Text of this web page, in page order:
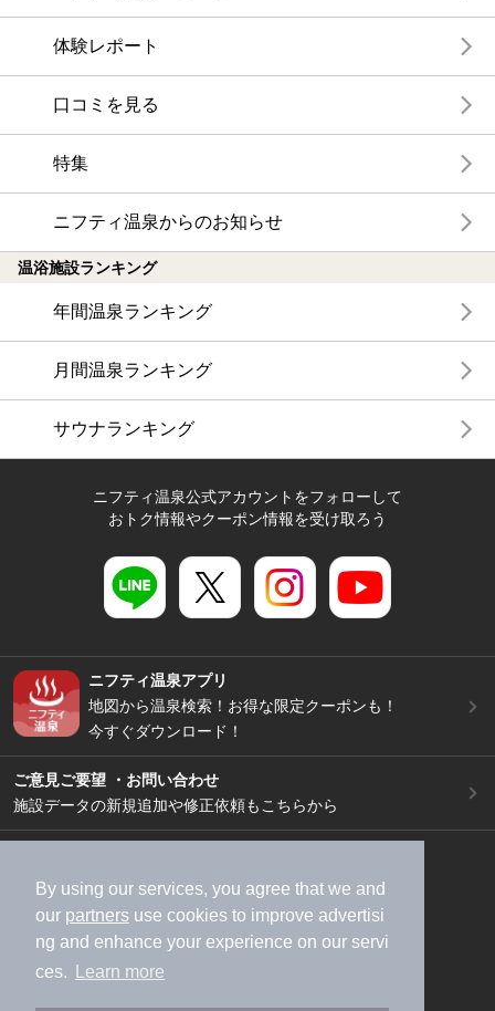
By using our services, you agree that we and
our partners use cookies to improve advertisi
ng and enhance your experience on our servi
ces.
Learn more
体験レポート
口コミを見る
特集
ニフティ温泉からのお知らせ
温浴施設ランキング
年間温泉ランキング
月間温泉ランキング
サウナランキング
ニフティ温泉公式アカウントをフォローして
おトク情報やクーポン情報を受け取ろう
ニフティ温泉アプリ
地図から温泉検索！お得な限定クーポンも！
今すぐダウンロード！
ご意見ご要望 ・お問い合わせ
施設データの新規追加や修正依頼もこちらから
加盟店募集（資料請求）
広告出稿のご案内
利用規約
ライフスタイルMEMBERS+規約
特定商取引法に基づく表記
ヘルプ
採用情報
運営会社